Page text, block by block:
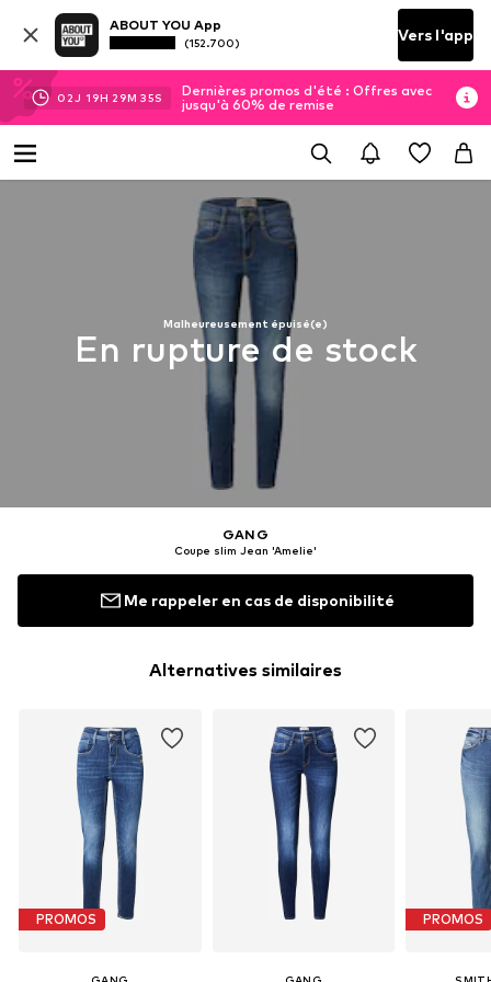
ABOUT YOU App
(152.700) Vers l'app
02J 19H 29M 35S
Dernières promos d'été : Offres avec
jusqu'à 60% de remise
Malheureusement épuisé(e)
En rupture de stock
GANG
Coupe slim Jean 'Amelie'
Me rappeler en cas de disponibilité
Alternatives similaires
PROMOS PROMOS